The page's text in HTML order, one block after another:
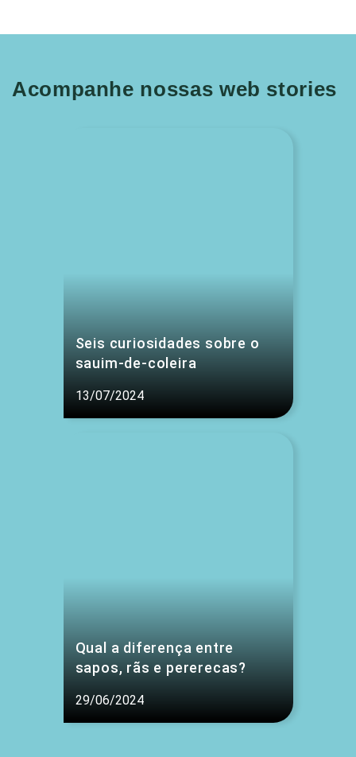
Acompanhe nossas web stories
Seis curiosidades sobre o
sauim-de-coleira
13/07/2024
Qual a diferença entre
sapos, rãs e pererecas?
29/06/2024